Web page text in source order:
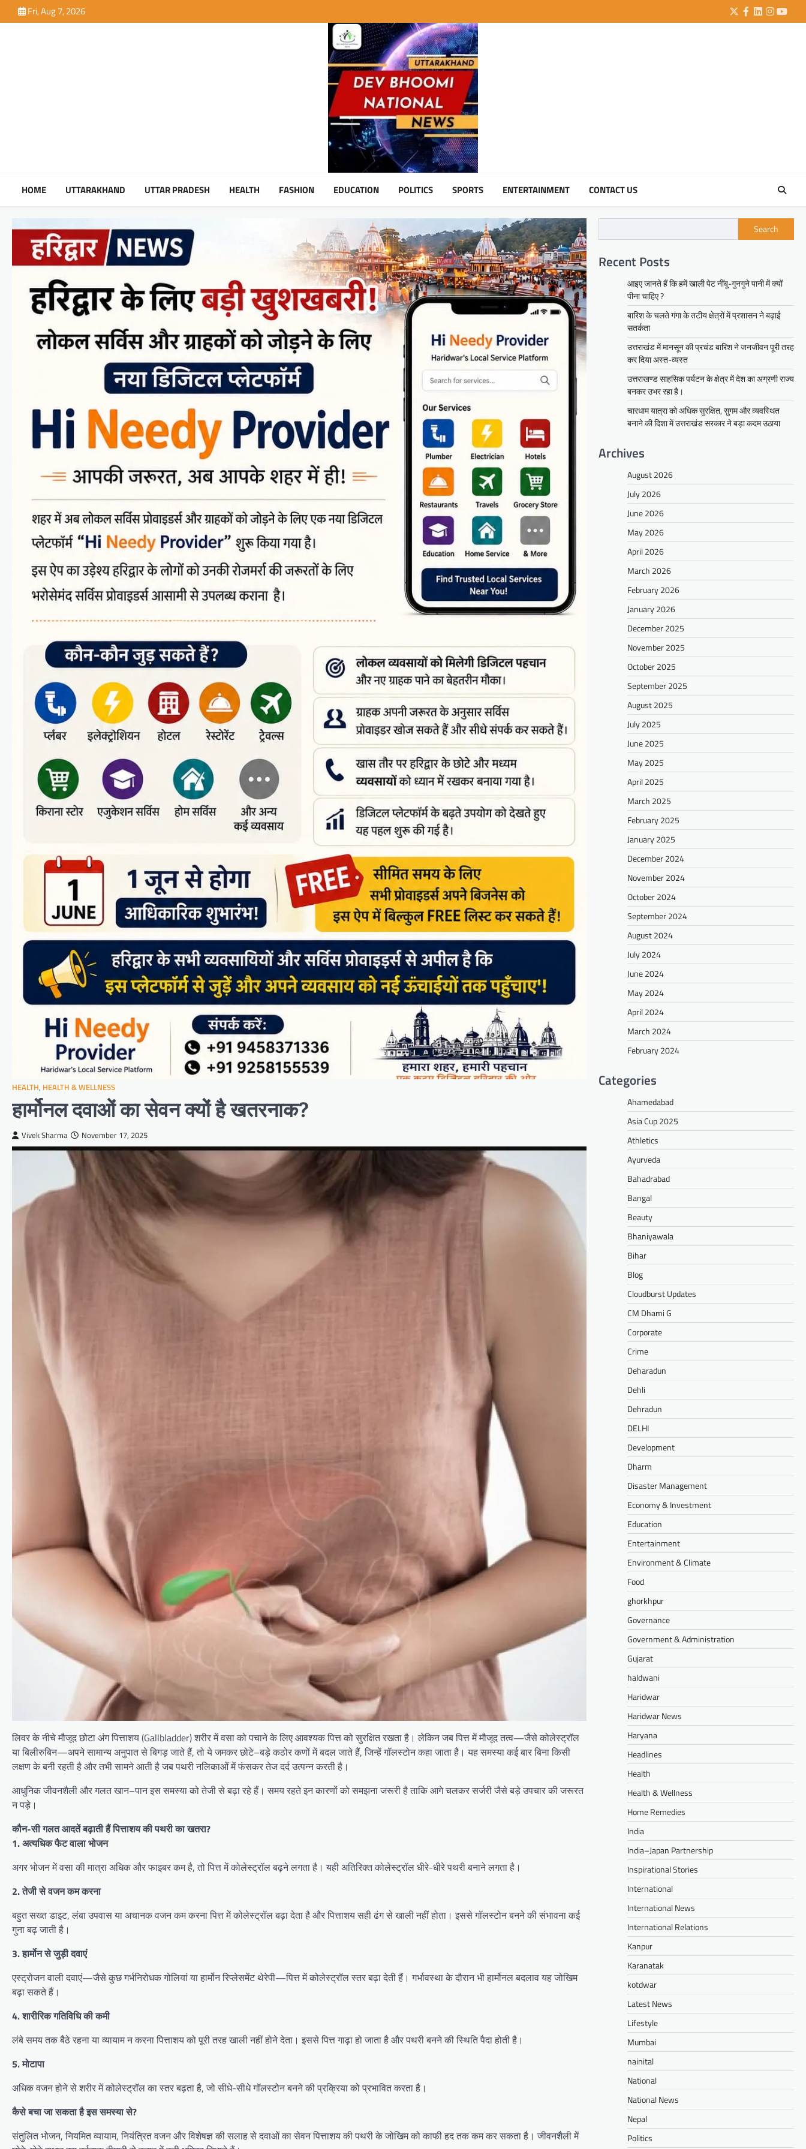
to
Fri, Aug 7, 2026 Twitter
Facebook
LinkedIn
HOME UTTARAKHAND UTTAR PRADESH HEALTH FASHION EDUCATION POLITICS SPORTS ENTERTAINMENT CONTACT US
HEALTH, HEALTH & WELLNESS
हार्मोनल दवाओं का सेवन क्यों है खतरनाक?
Vivek Sharma November 17, 2025
लिवर के नीचे मौजूद छोटा अंग पित्ताशय (Gallbladder) शरीर में वसा को पचाने के लिए आवश्यक पित्त को सुरक्षित रखता है। लेकिन जब पित्त में मौजूद तत्व—जैसे कोलेस्ट्रॉल
या बिलीरुबिन—अपने सामान्य अनुपात से बिगड़ जाते हैं, तो ये जमकर छोटे–बड़े कठोर कणों में बदल जाते हैं, जिन्हें गॉलस्टोन कहा जाता है। यह समस्या कई बार बिना किसी
लक्षण के बनी रहती है और तभी सामने आती है जब पथरी नलिकाओं में फंसकर तेज दर्द उत्पन्न करती है।
आधुनिक जीवनशैली और गलत खान–पान इस समस्या को तेजी से बढ़ा रहे हैं। समय रहते इन कारणों को समझना जरूरी है ताकि आगे चलकर सर्जरी जैसे बड़े उपचार की जरूरत
न पड़े।
कौन-सी गलत आदतें बढ़ाती हैं पित्ताशय की पथरी का खतरा?
1. अत्यधिक फैट वाला भोजन
अगर भोजन में वसा की मात्रा अधिक और फाइबर कम है, तो पित्त में कोलेस्ट्रॉल बढ़ने लगता है। यही अतिरिक्त कोलेस्ट्रॉल धीरे-धीरे पथरी बनाने लगता है।
2. तेजी से वजन कम करना
बहुत सख्त डाइट, लंबा उपवास या अचानक वजन कम करना पित्त में कोलेस्ट्रॉल बढ़ा देता है और पित्ताशय सही ढंग से खाली नहीं होता। इससे गॉलस्टोन बनने की संभावना कई
गुना बढ़ जाती है।
3. हार्मोन से जुड़ी दवाएं
एस्ट्रोजन वाली दवाएं—जैसे कुछ गर्भनिरोधक गोलियां या हार्मोन रिप्लेसमेंट थेरेपी—पित्त में कोलेस्ट्रॉल स्तर बढ़ा देती हैं। गर्भावस्था के दौरान भी हार्मोनल बदलाव यह जोखिम
बढ़ा सकते हैं।
4. शारीरिक गतिविधि की कमी
लंबे समय तक बैठे रहना या व्यायाम न करना पित्ताशय को पूरी तरह खाली नहीं होने देता। इससे पित्त गाढ़ा हो जाता है और पथरी बनने की स्थिति पैदा होती है।
5. मोटापा
अधिक वजन होने से शरीर में कोलेस्ट्रॉल का स्तर बढ़ता है, जो सीधे-सीधे गॉलस्टोन बनने की प्रक्रिया को प्रभावित करता है।
कैसे बचा जा सकता है इस समस्या से?
संतुलित भोजन, नियमित व्यायाम, नियंत्रित वजन और विशेषज्ञ की सलाह से दवाओं का सेवन पित्ताशय की पथरी के जोखिम को काफी हद तक कम कर सकता है। जीवनशैली में
Search
Recent Posts
आइए जानते हैं कि हमें खाली पेट नींबू-गुनगुने पानी में क्यों
पीना चाहिए ?
बारिश के चलते गंगा के तटीय क्षेत्रों में प्रशासन ने बढ़ाई
सतर्कता
उत्तराखंड में मानसून की प्रचंड बारिश ने जनजीवन पूरी तरह
कर दिया अस्त-व्यस्त
उत्तराखण्ड साहसिक पर्यटन के क्षेत्र में देश का अग्रणी राज्य
बनकर उभर रहा है।
चारधाम यात्रा को अधिक सुरक्षित, सुगम और व्यवस्थित
बनाने की दिशा में उत्तराखंड सरकार ने बड़ा कदम उठाया
Archives
August 2026
July 2026
June 2026
May 2026
April 2026
March 2026
February 2026
January 2026
December 2025
November 2025
October 2025
September 2025
August 2025
July 2025
June 2025
May 2025
April 2025
March 2025
February 2025
January 2025
December 2024
November 2024
October 2024
September 2024
August 2024
July 2024
June 2024
May 2024
April 2024
March 2024
February 2024
Categories
Ahamedabad
Asia Cup 2025
Athletics
Ayurveda
Bahadrabad
Bangal
Beauty
Bhaniyawala
Bihar
Blog
Cloudburst Updates
CM Dhami G
Corporate
Crime
Deharadun
Dehli
Dehradun
DELHI
Development
Dharm
Disaster Management
Economy & Investment
Education
Entertainment
Environment & Climate
Food
ghorkhpur
Governance
Government & Administration
Gujarat
haldwani
Haridwar
Haridwar News
Haryana
Headlines
Health
Health & Wellness
Home Remedies
India
India–Japan Partnership
Inspirational Stories
International
International News
International Relations
Kanpur
Karanatak
kotdwar
Latest News
Lifestyle
Mumbai
nainital
National
National News
Nepal
Politics